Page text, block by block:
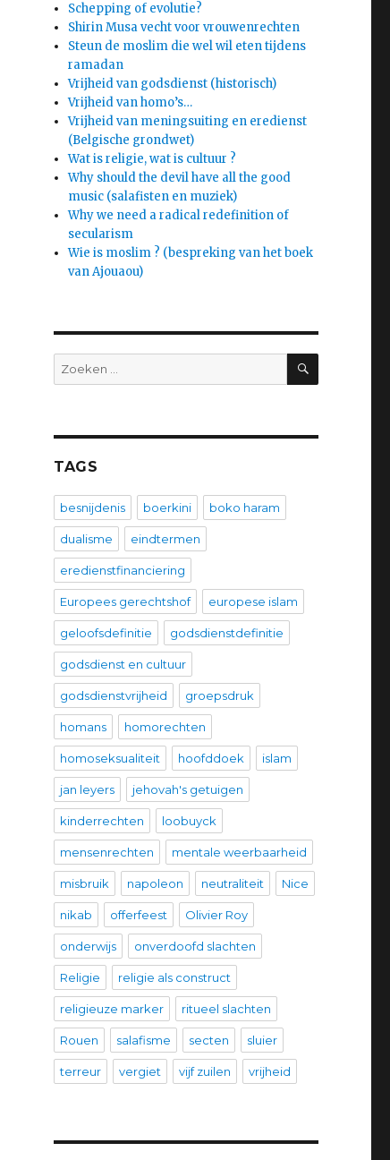
Schepping of evolutie?
Shirin Musa vecht voor vrouwenrechten
Steun de moslim die wel wil eten tijdens
ramadan
Vrijheid van godsdienst (historisch)
Vrijheid van homo’s…
Vrijheid van meningsuiting en eredienst
(Belgische grondwet)
Wat is religie, wat is cultuur ?
Why should the devil have all the good
music (salafisten en muziek)
Why we need a radical redefinition of
secularism
Wie is moslim ? (bespreking van het boek
van Ajouaou)
Zoeken
naar:
ZOEKEN
TAGS
besnijdenis boerkini boko haram
dualisme eindtermen
eredienstfinanciering
Europees gerechtshof europese islam
geloofsdefinitie godsdienstdefinitie
godsdienst en cultuur
godsdienstvrijheid groepsdruk
homans homorechten
homoseksualiteit hoofddoek islam
jan leyers jehovah's getuigen
kinderrechten loobuyck
mensenrechten mentale weerbaarheid
misbruik napoleon neutraliteit Nice
nikab offerfeest Olivier Roy
onderwijs onverdoofd slachten
Religie religie als construct
religieuze marker ritueel slachten
Rouen salafisme secten sluier
terreur vergiet vijf zuilen vrijheid